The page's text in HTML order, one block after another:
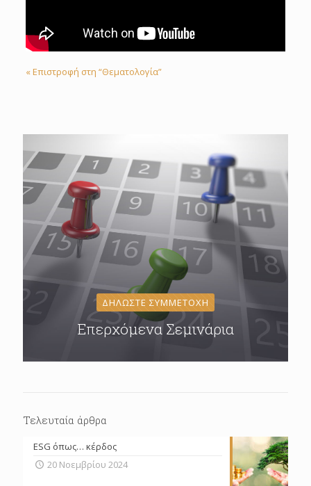
« Επιστροφή στη “Θεματολογία”
ΔΗΛΩΣΤΕ ΣΥΜΜΕΤΟΧΗ
Επερχόμενα Σεμινάρια
Τελευταία άρθρα
ESG όπως… κέρδος
20 Νοεμβρίου 2024